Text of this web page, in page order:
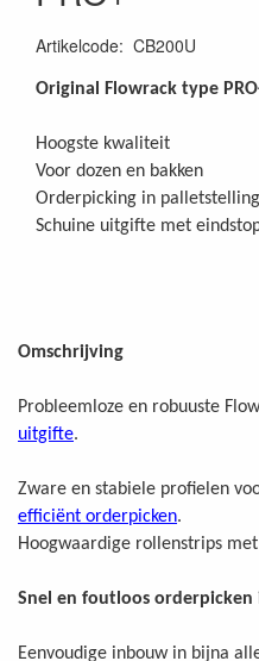
Artikelcode: CB200U
Original Flowrack type
Hoogste kwaliteit
Voor dozen en bakken
Orderpicking in palletstelling
Schuine uitgifte met
Omschrijving
Probleemloze en robuuste
uitgifte.
Zware en stabiele profielen
efficiënt orderpicken.
Hoogwaardige rollenstrips
Snel en foutloos
Eenvoudige inbouw in bijna